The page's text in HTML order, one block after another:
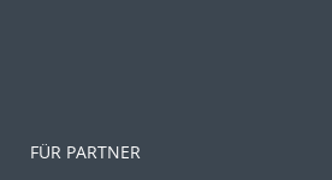
FÜR PARTNER